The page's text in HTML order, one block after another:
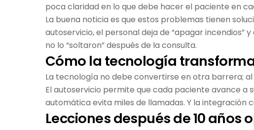
poca claridad en lo que debe hacer el paciente en
La buena noticia es que estos problemas tienen
autoservicio, el personal deja de “apagar incendios”
no lo “soltaron” después de la consulta.
Cómo la tecnología
La tecnología no debe convertirse en otra barrera;
El autoservicio permite que cada paciente avance a
automática evita miles de llamadas. Y la integración
Lecciones después de 10